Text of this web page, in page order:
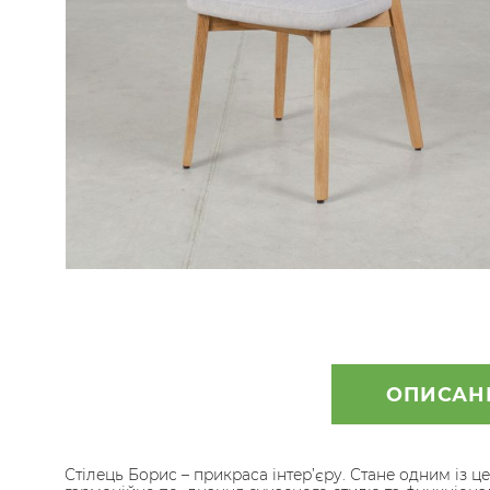
images
Стілець Борис – прикраса інтер’єру. Стане одним